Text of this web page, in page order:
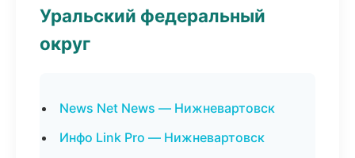
Уральский федеральный
округ
News Net News — Нижневартовск
Инфо Link Pro — Нижневартовск